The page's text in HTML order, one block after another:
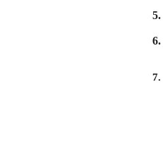
5.
6.
7.